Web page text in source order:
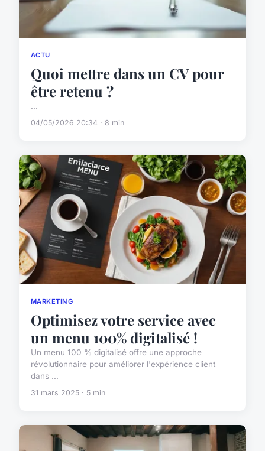
ACTU
Quoi mettre dans un CV pour
être retenu ?
...
04/05/2026 20:34 · 8 min
MARKETING
Optimisez votre service avec
un menu 100% digitalisé !
Un menu 100 % digitalisé offre une approche
révolutionnaire pour améliorer l'expérience client
dans ...
31 mars 2025 · 5 min